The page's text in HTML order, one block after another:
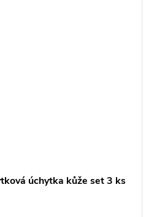
úchytka kůže set 3 ks